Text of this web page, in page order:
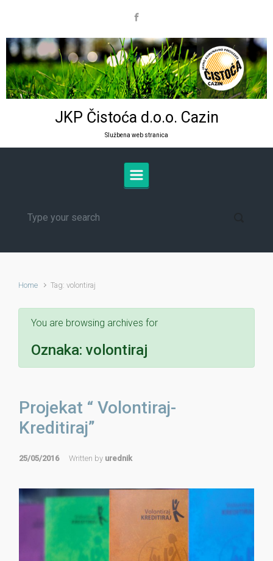
JKP Čistoća d.o.o. Cazin
Službena web stranica
Home Tag: volontiraj
You are browsing archives for
Oznaka: volontiraj
Projekat “ Volontiraj-
Kreditiraj”
25/05/2016 Written by urednik